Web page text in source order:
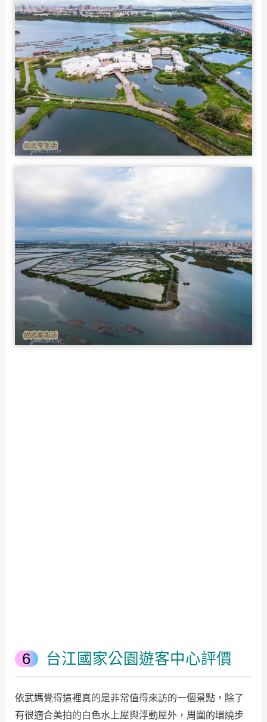
台江國家公園遊客中心評價
依武媽覺得這裡真的是非常值得來訪的一個景點，除了
有很適合美拍的白色水上屋與浮動屋外，周圍的環繞步